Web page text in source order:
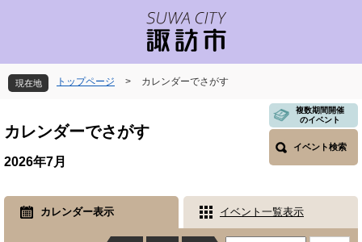
先
頭
す
を
飛
し
本
へ
現在地 トップページ > カレンダーでさがす
文
カレンダーでさがす
複数期間開催
のイベント
イベント検索
2026年7月
カレンダー表示 イベント一覧表示